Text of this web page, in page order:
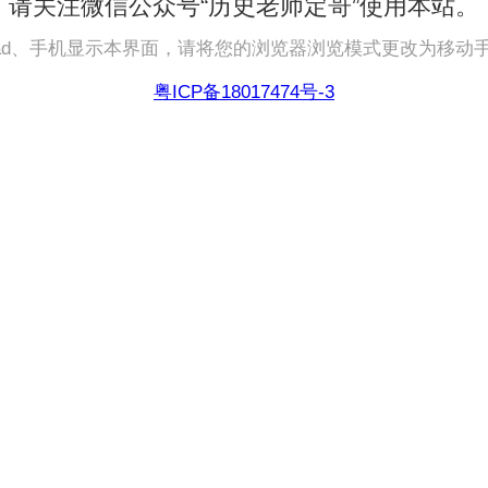
请关注微信公众号“历史老师定哥”使用本站。
、手机显示本界面，请将您的浏览器浏览模式更改为移动
粤ICP备18017474号-3